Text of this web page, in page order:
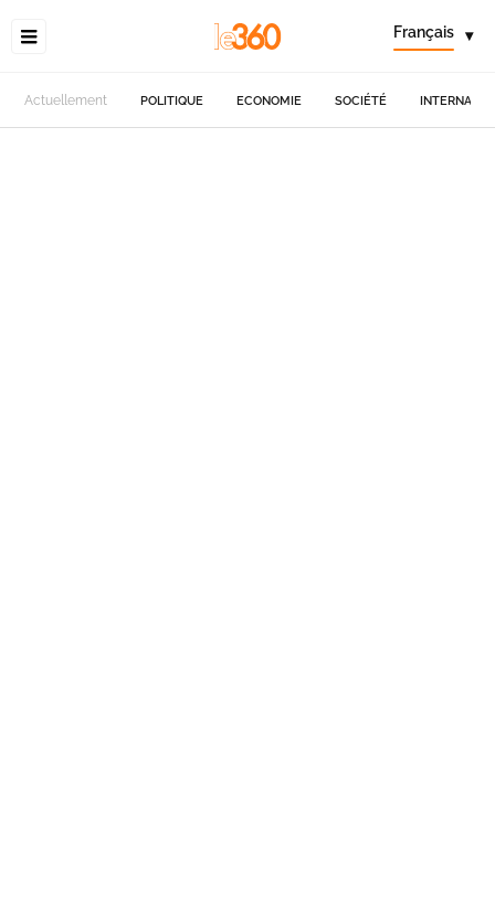
Français ▾
Actuellement POLITIQUE ECONOMIE SOCIÉTÉ